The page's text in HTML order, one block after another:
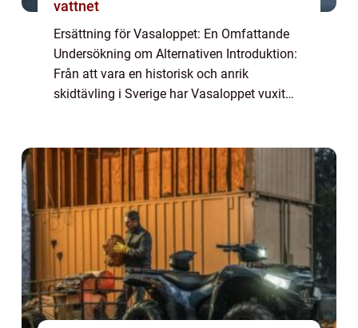
vattnet
Ersättning för Vasaloppet: En Omfattande
Undersökning om Alternativen Introduktion:
Från att vara en historisk och anrik
skidtävling i Sverige har Vasaloppet vuxit
in...